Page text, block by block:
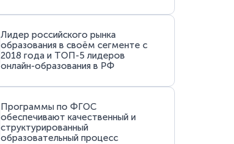
Лидер российского рынка
образования в своём сегменте с
2018 года и ТОП-5 лидеров
онлайн-образования в РФ
Программы по ФГОС
обеспечивают качественный и
структурированный
образовательный процесс